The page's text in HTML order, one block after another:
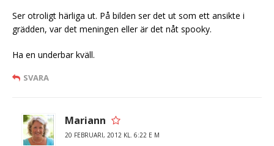
Ser otroligt härliga ut. På bilden ser det ut som ett ansikte i
grädden, var det meningen eller är det nåt spooky.
Ha en underbar kväll.
SVARA
Mariann
20 FEBRUARI, 2012 KL. 6:22 E M